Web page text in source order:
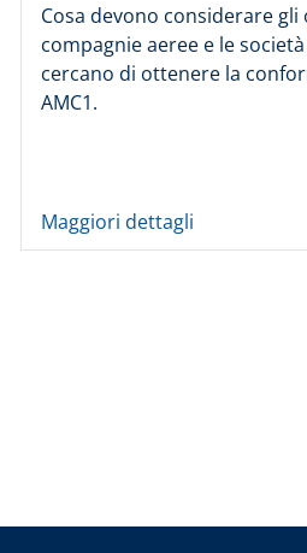
Cosa devono considerare
compagnie aeree e le
cercano di ottenere la
AMC1.
Maggiori dettagli